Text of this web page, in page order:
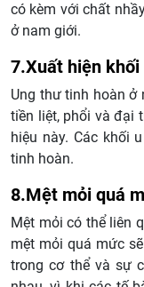
có kèm với chất
ở nam giới.
7.Xuất hiện
Ung thư tinh hoàn ở
tiền liệt, phổi và đại
hiệu này. Các khối
tinh hoàn.
8.Mệt mỏi quá
Mệt mỏi có thể liên
mệt mỏi quá mức
trong cơ thể và sự